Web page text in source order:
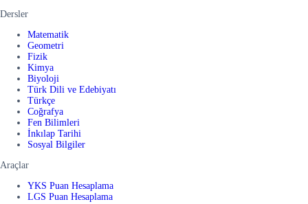
Dersler
Matematik
Geometri
Fizik
Kimya
Biyoloji
Türk Dili ve Edebiyatı
Türkçe
Coğrafya
Fen Bilimleri
İnkılap Tarihi
Sosyal Bilgiler
Araçlar
YKS Puan Hesaplama
LGS Puan Hesaplama